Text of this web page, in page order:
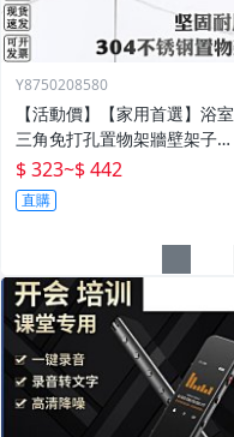
Y8750208580
【活動價】【家用首選】浴室
三角免打孔置物架牆壁架子壁
掛分層置物架衛生間轉角架三
角籃
$ 323~$ 442
直購